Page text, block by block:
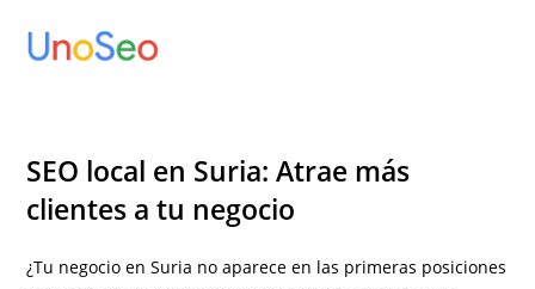
SEO local en Suria: Atrae más
clientes a tu negocio
¿Tu negocio en Suria no aparece en las primeras posiciones